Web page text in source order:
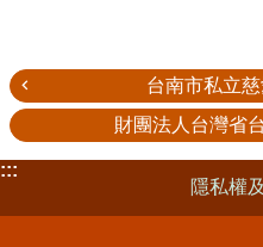
台南市私立
財團法人台灣省
:::
隱私權